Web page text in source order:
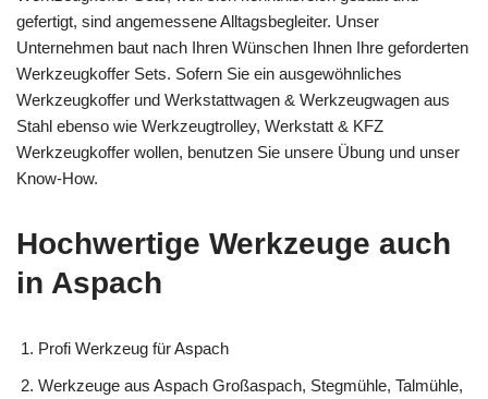
gefertigt, sind angemessene Alltagsbegleiter. Unser
Unternehmen baut nach Ihren Wünschen Ihnen Ihre geforderten
Werkzeugkoffer Sets. Sofern Sie ein ausgewöhnliches
Werkzeugkoffer und Werkstattwagen & Werkzeugwagen aus
Stahl ebenso wie Werkzeugtrolley, Werkstatt & KFZ
Werkzeugkoffer wollen, benutzen Sie unsere Übung und unser
Know-How.
Hochwertige Werkzeuge auch
in Aspach
Profi Werkzeug für Aspach
Werkzeuge aus Aspach Großaspach, Stegmühle, Talmühle,